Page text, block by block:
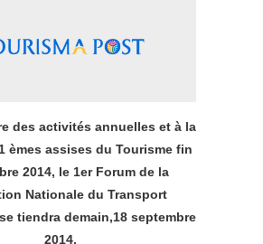
des activités annuelles et à la
èmes assises du Tourisme fin
2014, le 1er Forum de la
Nationale du Transport
tiendra demain,18 septembre
2014.